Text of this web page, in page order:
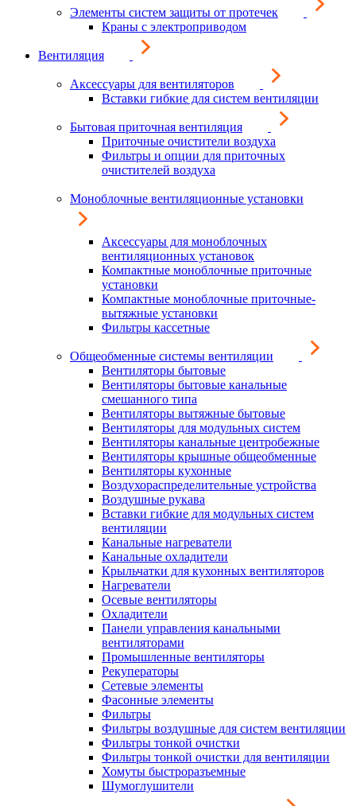
Элементы систем защиты от протечек
Краны с электроприводом
Вентиляция
Аксессуары для вентиляторов
Вставки гибкие для систем вентиляции
Бытовая приточная вентиляция
Приточные очистители воздуха
Фильтры и опции для приточных
очистителей воздуха
Моноблочные вентиляционные установки
Аксессуары для моноблочных
вентиляционных установок
Компактные моноблочные приточные
установки
Компактные моноблочные приточные-
вытяжные установки
Фильтры кассетные
Общеобменные системы вентиляции
Вентиляторы бытовые
Вентиляторы бытовые канальные
смешанного типа
Вентиляторы вытяжные бытовые
Вентиляторы для модульных систем
Вентиляторы канальные центробежные
Вентиляторы крышные общеобменные
Вентиляторы кухонные
Воздухораспределительные устройства
Воздушные рукава
Вставки гибкие для модульных систем
вентиляции
Канальные нагреватели
Канальные охладители
Крыльчатки для кухонных вентиляторов
Нагреватели
Осевые вентиляторы
Охладители
Панели управления канальными
вентиляторами
Промышленные вентиляторы
Рекуператоры
Сетевые элементы
Фасонные элементы
Фильтры
Фильтры воздушные для систем вентиляции
Фильтры тонкой очистки
Фильтры тонкой очистки для вентиляции
Хомуты быстроразъемные
Шумоглушители